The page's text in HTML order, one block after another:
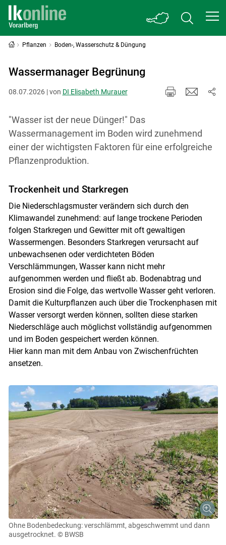
Pflanzen Boden-, Wasserschutz & Düngung
Wassermanager Begrünung
08.07.2026 | von DI Elisabeth Murauer
"Wasser ist der neue Dünger!" Das
Wassermanagement im Boden wird zunehmend
einer der wichtigsten Faktoren für eine erfolgreiche
Pflanzenproduktion.
Trockenheit und Starkregen
Die Niederschlagsmuster verändern sich durch den
Klimawandel zunehmend: auf lange trockene Perioden
folgen Starkregen und Gewitter mit oft gewaltigen
Wassermengen. Besonders Starkregen verursacht auf
unbewachsenen oder verdichteten Böden
Verschlämmungen, Wasser kann nicht mehr
aufgenommen werden und fließt ab. Bodenabtrag und
Erosion sind die Folge, das wertvolle Wasser geht verloren.
Damit die Kulturpflanzen auch über die Trockenphasen mit
Wasser versorgt werden können, sollten diese starken
Niederschläge auch möglichst vollständig aufgenommen
und im Boden gespeichert werden können.
Hier kann man mit dem Anbau von Zwischenfrüchten
ansetzen.
Ohne Bodenbedeckung: verschlämmt, abgeschwemmt und dann
ausgetrocknet. © BWSB